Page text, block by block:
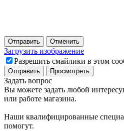
Отправить Отменить
Загрузить изображение
Разрешить смайлики в этом
Задать вопрос
Вы можете задать любой
или работе магазина.
Наши квалифицированные
помогут.